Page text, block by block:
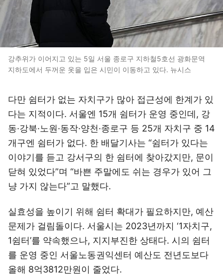
강추위가 이어지고 있는 5일 서울 종로구 지하철5호선 광화문역
지하도에서 두꺼운 옷을 입은 시민이 이동하고 있다. 뉴시스
다만 쉼터가 없는 자치구가 많아 접근성에 한계가 있
다는 지적이다. 서울엔 15개 쉼터가 운영 중인데, 강
동·강북·노원·동작·양천·종로구 등 25개 자치구 중 14
개구엔 쉼터가 없다. 한 배달기사는 “쉼터가 있다는
이야기를 듣고 강서구의 한 쉼터에 찾아갔지만, 문이
닫혀 있었다”며 “바쁜 주말에도 쉬는 경우가 있어 그
냥 가지 않는다”고 말했다.
실효성을 높이기 위해 쉼터 확대가 필요하지만, 예산
문제가 걸림돌이다. 서울시는 2023년까지 ‘1자치구,
1쉼터’를 약속했으나, 지지부진한 상태다. 시의 쉼터
를 운영 중인 서울노동권익센터 예산도 전년도보다
올해 8억3812만원이 줄었다.